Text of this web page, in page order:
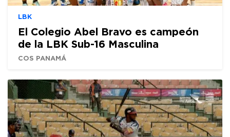
LBK
El Colegio Abel Bravo es campeón
de la LBK Sub-16 Masculina
COS PANAMÁ